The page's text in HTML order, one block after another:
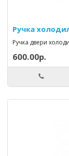
Ручка
Ручка двери
600.00р.